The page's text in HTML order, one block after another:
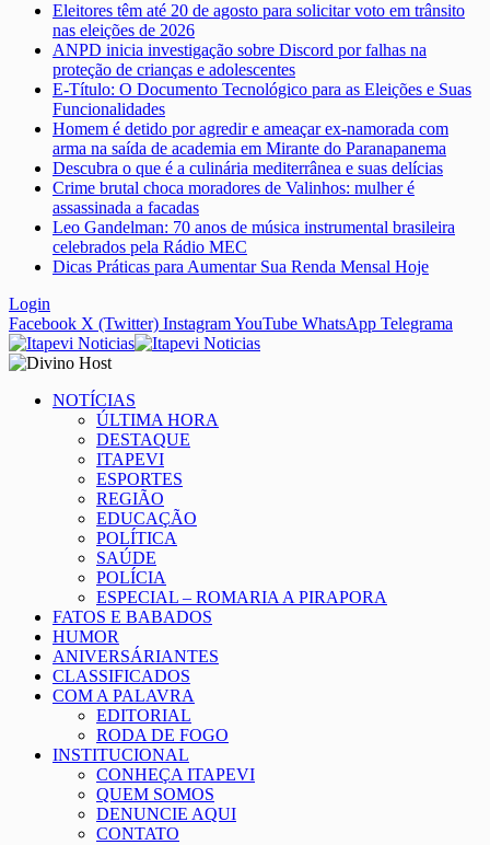
Eleitores têm até 20 de agosto para solicitar voto em trânsito
nas eleições de 2026
ANPD inicia investigação sobre Discord por falhas na
proteção de crianças e adolescentes
E-Título: O Documento Tecnológico para as Eleições e Suas
Funcionalidades
Homem é detido por agredir e ameaçar ex-namorada com
arma na saída de academia em Mirante do Paranapanema
Descubra o que é a culinária mediterrânea e suas delícias
Crime brutal choca moradores de Valinhos: mulher é
assassinada a facadas
Leo Gandelman: 70 anos de música instrumental brasileira
celebrados pela Rádio MEC
Dicas Práticas para Aumentar Sua Renda Mensal Hoje
Login
Facebook X (Twitter) InstagramYouTube WhatsApp Telegrama
NOTÍCIAS
ÚLTIMA HORA
DESTAQUE
ITAPEVI
ESPORTES
REGIÃO
EDUCAÇÃO
POLÍTICA
SAÚDE
POLÍCIA
ESPECIAL – ROMARIA A PIRAPORA
FATOS E BABADOS
HUMOR
ANIVERSÁRIANTES
CLASSIFICADOS
COM A PALAVRA
EDITORIAL
RODA DE FOGO
INSTITUCIONAL
CONHEÇA ITAPEVI
QUEM SOMOS
DENUNCIE AQUI
CONTATO